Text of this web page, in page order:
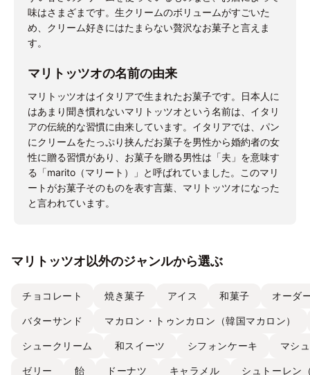
味はさまざまです。生クリームのボリュームがすごいた
め、クリーム好きにはたまらない贅沢なお菓子と言えま
す。
マリトッツオの名前の由来
マリトッツオはイタリアで生まれたお菓子です。日本人に
はあまり聞き慣れないマリトッツオという名前は、イタリ
アの伝統的な習慣に由来しています。イタリアでは、パン
にクリームをたっぷり挟んだお菓子を男性から婚約者の女
性に贈る習慣があり、お菓子を贈る男性は「夫」を意味す
る「marito（マリート）」と呼ばれていました。このマリ
ートがお菓子そのものを表す言葉、マリトッツオになった
と言われています。
マリトッツオ以外のジャンルから選ぶ
チョコレート 焼き菓子 アイス 和菓子 オーダ
バターサンド マカロン・トゥンカロン（韓国マカロン）
シュークリーム 和スイーツ シフォンケーキ マシ
ゼリー 飴 ドーナツ キャラメル シュトーレン